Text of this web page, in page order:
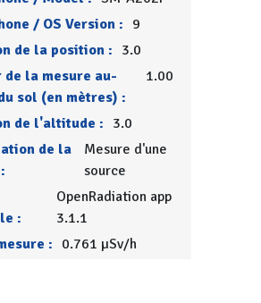
/ OS Version :
9
de la position : 3.0
de la mesure au-
sol (en mètres) :
1.00
de l'altitude : 3.0
de la
Mesure d'une
source
:
OpenRadiation app
3.1.1
:
0.761 µSv/h